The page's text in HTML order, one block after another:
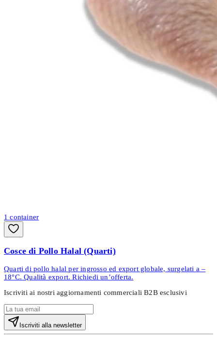
1container
Cosce di Pollo Halal (Quarti)
Quarti di pollo halal per ingrosso ed export globale, surgelati a –
18°C. Qualità export. Richiedi un’offerta.
Iscriviti ai nostri aggiornamenti commerciali B2B esclusivi
Iscriviti alla newsletter